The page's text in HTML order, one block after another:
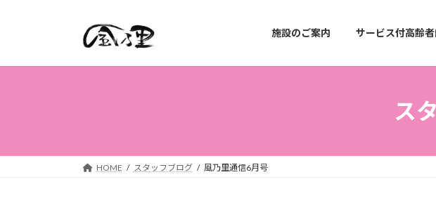
プ
動
施設のご案内 サービス付高齢
ス
HOME スタッフブログ 風乃里通信6月号